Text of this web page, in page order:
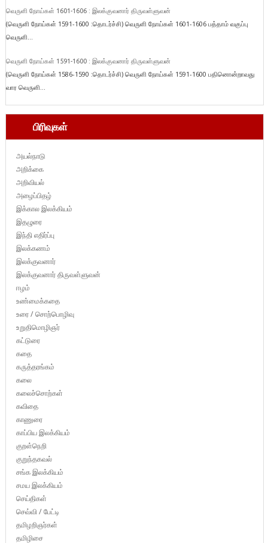
வெருளி நோய்கள் 1601-1606 : இலக்குவனார் திருவள்ளுவன்
(வெருளி நோய்கள் 1591-1600 :தொடர்ச்சி) வெருளி நோய்கள் 1601-1606 பத்தாம் வகுப்பு
வெருளி...
வெருளி நோய்கள் 1591-1600 : இலக்குவனார் திருவள்ளுவன்
(வெருளி நோய்கள் 1586-1590 :தொடர்ச்சி) வெருளி நோய்கள் 1591-1600 பதினொன்றாவது
வார வெருளி...
பிரிவுகள்
அயல்நாடு
அறிக்கை
அறிவியல்
அழைப்பிதழ்
இக்கால இலக்கியம்
இதழுரை
இந்தி எதிர்ப்பு
இலக்கணம்
இலக்குவனார்
இலக்குவனார் திருவள்ளுவன்
ஈழம்
உண்மைக்கதை
உரை / சொற்பொழிவு
உறுதிமொழிஞர்
கட்டுரை
கதை
கருத்தரங்கம்
கலை
கலைச்சொற்கள்
கவிதை
காணுரை
காப்பிய இலக்கியம்
குறள்நெறி
குறுந்தகவல்
சங்க இலக்கியம்
சமய இலக்கியம்
செய்திகள்
செவ்வி / பேட்டி
தமிழறிஞர்கள்
தமிழிசை